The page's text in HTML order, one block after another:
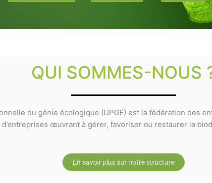
QUI SOMMES-NOUS
du génie écologique (UPGE) est la fédération des
œuvrant à gérer, favoriser ou restaurer la
En savoir plus sur notre structure